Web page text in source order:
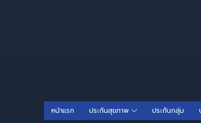
หน้าแรก ประกันสุขภาพ ประกันกลุ่ม